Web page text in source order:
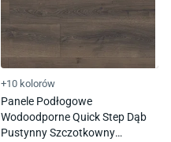
+10 kolorów
Panele Podłogowe
Wodoodporne Quick Step Dąb
Pustynny Szczotkowny